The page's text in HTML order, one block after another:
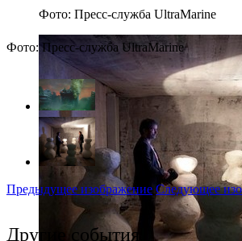
Фото: Пресс-служба UltraMarine
Фото: Пресс-служба UltraMarine
Предыдущее изображение Следующее
Другие события